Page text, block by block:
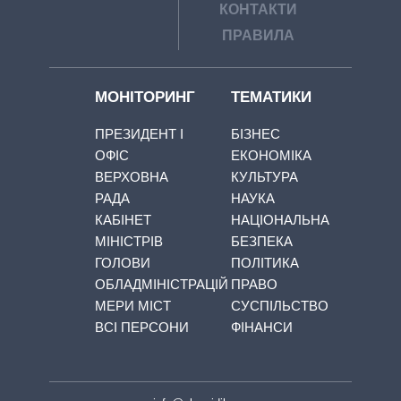
КОНТАКТИ
ПРАВИЛА
МОНІТОРИНГ
ПРЕЗИДЕНТ І
ОФІС
ВЕРХОВНА
РАДА
КАБІНЕТ
МІНІСТРІВ
ГОЛОВИ
ОБЛАДМІНІСТРАЦІЙ
МЕРИ МІСТ
ВСІ ПЕРСОНИ
ТЕМАТИКИ
БІЗНЕС
ЕКОНОМІКА
КУЛЬТУРА
НАУКА
НАЦІОНАЛЬНА
БЕЗПЕКА
ПОЛІТИКА
ПРАВО
СУСПІЛЬСТВО
ФІНАНСИ